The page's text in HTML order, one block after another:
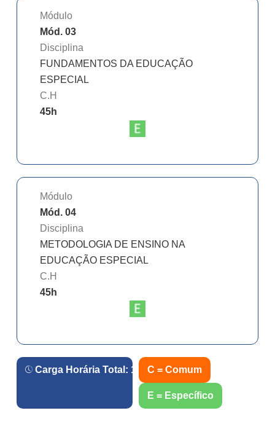
Módulo
Mód. 03
Disciplina
FUNDAMENTOS DA EDUCAÇÃO
ESPECIAL
C.H
45h
Módulo
Mód. 04
Disciplina
METODOLOGIA DE ENSINO NA
EDUCAÇÃO ESPECIAL
C.H
45h
Carga Horária Total: 180 h.
C = Comum
E = Específico